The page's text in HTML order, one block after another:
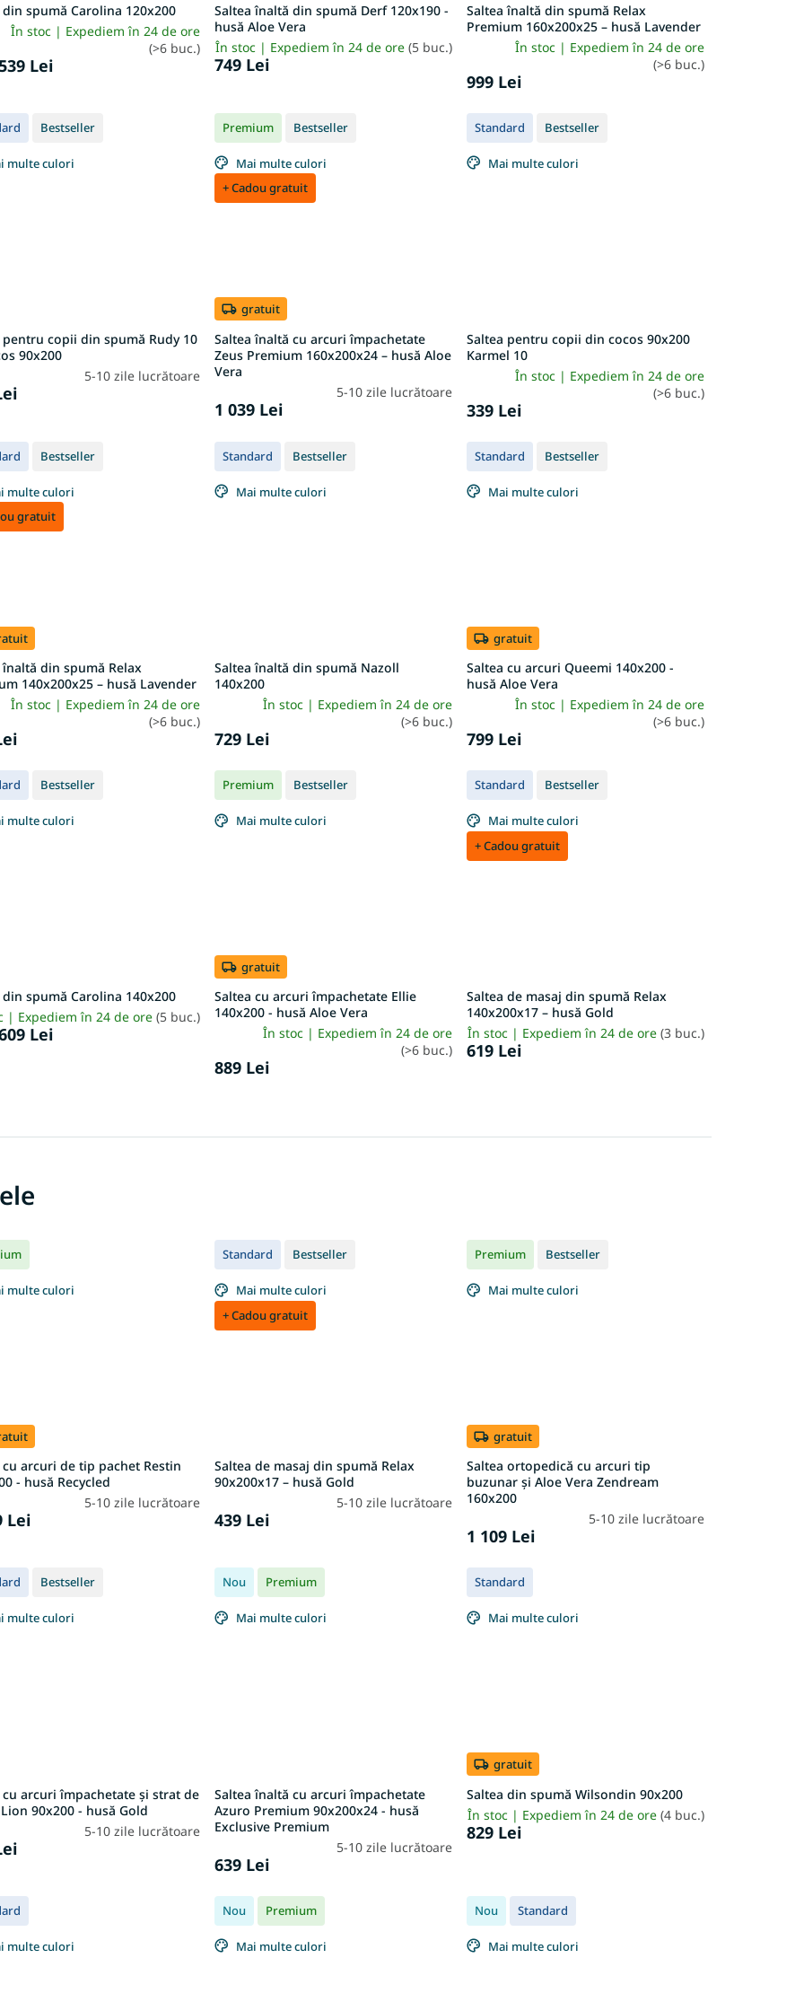
din spumă Carolina 120x200
În stoc | Expediem în 24 de ore
(>6 buc.)
Lei
Saltea înaltă din spumă Derf 120x190 -
husă Aloe Vera
În stoc | Expediem în 24 de ore (5 buc.)
749 Lei
Saltea înaltă din spumă Relax
Premium 160x200x25 – husă Lavender
În stoc | Expediem în 24 de ore
(>6 buc.)
999 Lei
Bestseller
multe culori
pentru copii din spumă Rudy 10
90x200
5-10 zile lucrătoare
Premium Bestseller
Mai multe culori
+ Cadou gratuit
gratuit
Saltea înaltă cu arcuri împachetate
Zeus Premium 160x200x24 – husă Aloe
Vera
5-10 zile lucrătoare
1 039 Lei
Standard Bestseller
Mai multe culori
Saltea pentru copii din cocos 90x200
Karmel 10
În stoc | Expediem în 24 de ore
(>6 buc.)
339 Lei
Bestseller
multe culori
gratuit
înaltă din spumă Relax
140x200x25 – husă Lavender
În stoc | Expediem în 24 de ore
(>6 buc.)
Standard Bestseller
Mai multe culori
Saltea înaltă din spumă Nazoll
140x200
În stoc | Expediem în 24 de ore
(>6 buc.)
729 Lei
Standard Bestseller
Mai multe culori
gratuit
Saltea cu arcuri Queemi 140x200 -
husă Aloe Vera
În stoc | Expediem în 24 de ore
(>6 buc.)
799 Lei
Bestseller
multe culori
din spumă Carolina 140x200
| Expediem în 24 de ore (5 buc.)
Lei
Premium Bestseller
Mai multe culori
gratuit
Saltea cu arcuri împachetate Ellie
140x200 - husă Aloe Vera
În stoc | Expediem în 24 de ore
(>6 buc.)
889 Lei
Standard Bestseller
Mai multe culori
+ Cadou gratuit
Saltea de masaj din spumă Relax
140x200x17 – husă Gold
În stoc | Expediem în 24 de ore (3 buc.)
619 Lei
multe culori
cu arcuri de tip pachet Restin
- husă Recycled
5-10 zile lucrătoare
Lei
Standard Bestseller
Mai multe culori
+ Cadou gratuit
Saltea de masaj din spumă Relax
90x200x17 – husă Gold
5-10 zile lucrătoare
439 Lei
Premium Bestseller
Mai multe culori
gratuit
Saltea ortopedică cu arcuri tip
buzunar și Aloe Vera Zendream
160x200
5-10 zile lucrătoare
1 109 Lei
Bestseller
multe culori
cu arcuri împachetate și strat de
90x200 - husă Gold
5-10 zile lucrătoare
Nou Premium
Mai multe culori
Saltea înaltă cu arcuri împachetate
Azuro Premium 90x200x24 - husă
Exclusive Premium
5-10 zile lucrătoare
639 Lei
Standard
Mai multe culori
gratuit
Saltea din spumă Wilsondin 90x200
În stoc | Expediem în 24 de ore (4 buc.)
829 Lei
multe culori
Nou Premium
Mai multe culori
Nou Standard
Mai multe culori